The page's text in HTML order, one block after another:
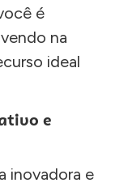
é
na
ideal
e
inovadora e